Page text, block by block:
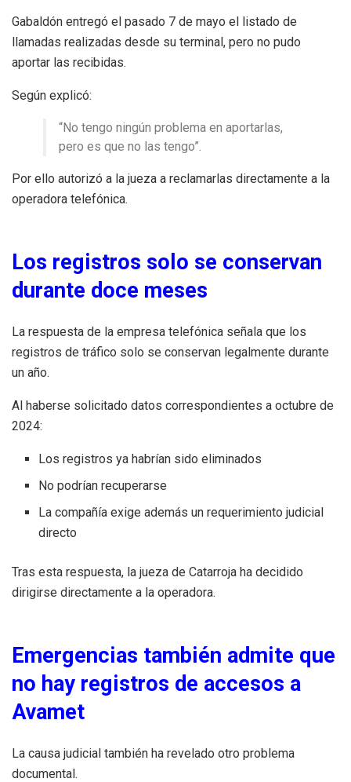
Gabaldón entregó el pasado 7 de mayo el listado de
llamadas realizadas desde su terminal, pero no pudo
aportar las recibidas.
Según explicó:
“No tengo ningún problema en aportarlas,
pero es que no las tengo”.
Por ello autorizó a la jueza a reclamarlas directamente a la
operadora telefónica.
Los registros solo se conservan
durante doce meses
La respuesta de la empresa telefónica señala que los
registros de tráfico solo se conservan legalmente durante
un año.
Al haberse solicitado datos correspondientes a octubre de
2024:
Los registros ya habrían sido eliminados
No podrían recuperarse
La compañía exige además un requerimiento judicial
directo
Tras esta respuesta, la jueza de Catarroja ha decidido
dirigirse directamente a la operadora.
Emergencias también admite que
no hay registros de accesos a
Avamet
La causa judicial también ha revelado otro problema
documental.